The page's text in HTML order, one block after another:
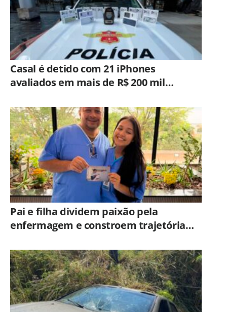
Casal é detido com 21 iPhones
avaliados em mais de R$ 200 mil
Campinas
Pai e filha dividem paixão pela
enfermagem e constroem trajetória
Americana